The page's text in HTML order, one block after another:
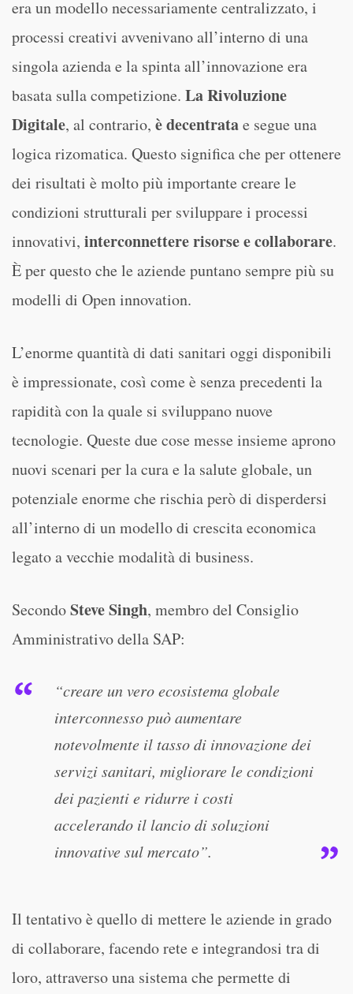
era un modello necessariamente centralizzato, i
processi creativi avvenivano all’interno di una
singola azienda e la spinta all’innovazione era
basata sulla competizione. La Rivoluzione
Digitale, al contrario, è decentratae segue una
logica rizomatica. Questo significa che per ottenere
dei risultati è molto più importante creare le
condizioni strutturali per sviluppare i processi
innovativi, interconnettere risorse e collaborare.
È per questo che le aziende puntano sempre più su
modelli di Open innovation.
L’enorme quantità di dati sanitari oggi disponibili
è impressionate, così come è senza precedenti la
rapidità con la quale si sviluppano nuove
tecnologie. Queste due cose messe insieme aprono
nuovi scenari per la cura e la salute globale, un
potenziale enorme che rischia però di disperdersi
all’interno di un modello di crescita economica
legato a vecchie modalità di business.
SecondoSteve Singh, membro del Consiglio
Amministrativo della SAP:
“creare un vero ecosistema globale
interconnesso può aumentare
notevolmente il tasso di innovazione dei
servizi sanitari, migliorare le condizioni
dei pazienti e ridurre i costi
accelerando il lancio di soluzioni
innovative sul mercato”.
Il tentativo è quello di mettere le aziende in grado
di collaborare, facendo rete e integrandosi tra di
loro, attraverso una sistema che permette di